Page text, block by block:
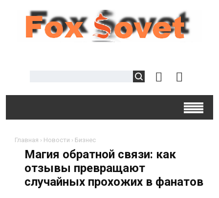
Главная › Новости › Бизнес
Магия обратной связи: как
отзывы превращают
случайных прохожих в фанатов